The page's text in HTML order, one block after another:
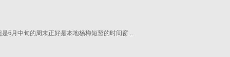
6月中旬的周末正好是本地杨梅短暂的时间窗 ..